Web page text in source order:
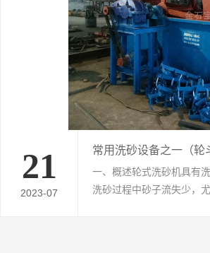
21
2023-07
常用洗砂设备之一（轮
一、概述轮式洗砂机具有
洗砂过程中砂子流失少，